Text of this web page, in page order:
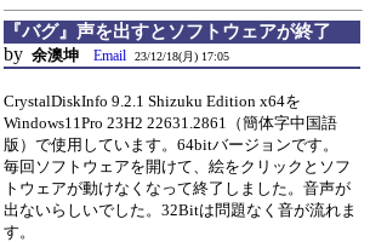
『バグ』声を出すとソフトウェアが終了
by 余澳坤 Email 23/12/18(月) 17:05
CrystalDiskInfo 9.2.1 Shizuku Edition x64を
Windows11Pro 23H2 22631.2861（簡体字中国語
版）で使用しています。64bitバージョンです。
毎回ソフトウェアを開けて、絵をクリックとソフ
トウェアが動けなくなって終了しました。音声が
出ないらしいでした。32Bitは問題なく音が流れま
す。